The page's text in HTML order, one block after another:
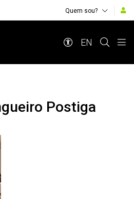
Quem sou?
EN
Postiga